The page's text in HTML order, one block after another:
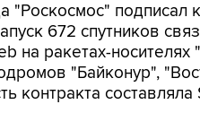
"Роскосмос" подписал
672 спутников
на ракетах-
"Байконур",
контракта составляла